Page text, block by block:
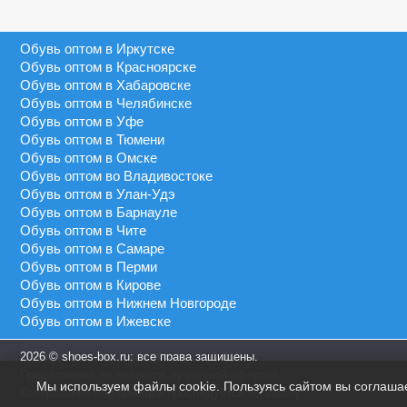
MEIGIANNAS
MEKO MELO
MIMOER
MOLO
MOMOTARI
NASIMUDA
NICOLETTA
OLADI
PALIAMENT
S&L
SAIWEN
41 - 45
41 - 46
45 - 50
46 - 48
46 - 49
46 - 50
Синий
Сиреневый
Темно-синий
Фиолетовый
Черный
Обувь оптом в Иркутске
Обувь оптом в Красноярске
Обувь оптом в Хабаровске
Обувь оптом в Челябинске
Обувь оптом в Уфе
Обувь оптом в Тюмени
Обувь оптом в Омске
Обувь оптом во Владивостоке
Обувь оптом в Улан-Удэ
Обувь оптом в Барнауле
Обувь оптом в Чите
Обувь оптом в Самаре
Обувь оптом в Перми
Обувь оптом в Кирове
Обувь оптом в Нижнем Новгороде
Обувь оптом в Ижевске
2026 © shoes-box.ru: все права защищены.
Копирование информации преследуется по закону
Мы используем файлы cookie. Пользуясь сайтом вы